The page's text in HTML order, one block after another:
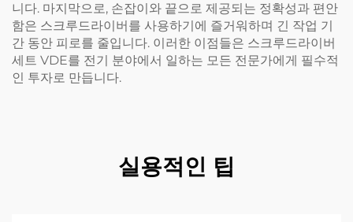
니다. 마지막으로, 손잡이와 끝으로 제공되는 정확성과 편안
함은 스크루드라이버를 사용하기에 즐거워하며 긴 작업 기
간 동안 피로를 줄입니다. 이러한 이점들은 스크루드라이버
세트 VDE를 전기 분야에서 일하는 모든 전문가에게 필수적
인 투자로 만듭니다.
실용적인 팁